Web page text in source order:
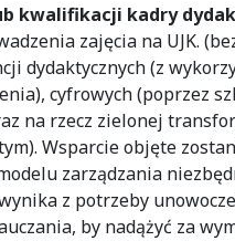
kwalifikacji kadry
zajęcia na UJK.
dydaktycznych (z
cyfrowych (poprzez
na rzecz zielonej
Wsparcie objęte
zarządzania
z potrzeby
by nadążyć za